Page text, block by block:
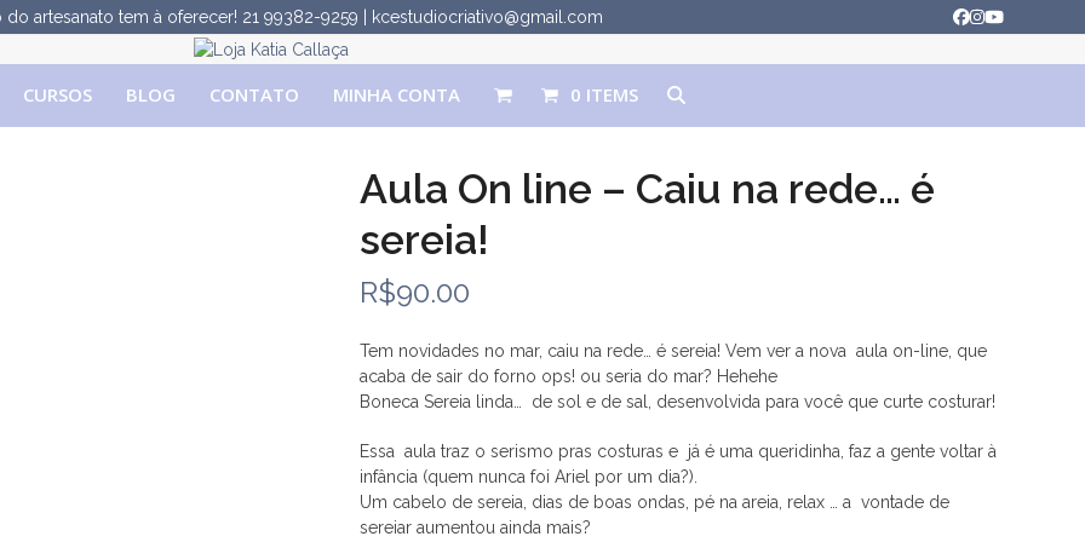
artesanato tem à oferecer! 21 99382-9259 | kcestudiocriativo@gmail.com Facebook
Instagram
YouTube
CURSOS BLOG CONTATO MINHA CONTA 0 ITEMS
Aula On line – Caiu na rede… é
sereia!
R$90.00
Tem novidades no mar, caiu na rede… é sereia! Vem ver a nova aula on-line, que
acaba de sair do forno ops! ou seria do mar? Hehehe
Boneca Sereia linda… de sol e de sal, desenvolvida para você que curte costurar!
Essa aula traz o serismo pras costuras e já é uma queridinha, faz a gente voltar à
infância (quem nunca foi Ariel por um dia?).
Um cabelo de sereia, dias de boas ondas, pé na areia, relax … a vontade de
sereiar aumentou ainda mais?